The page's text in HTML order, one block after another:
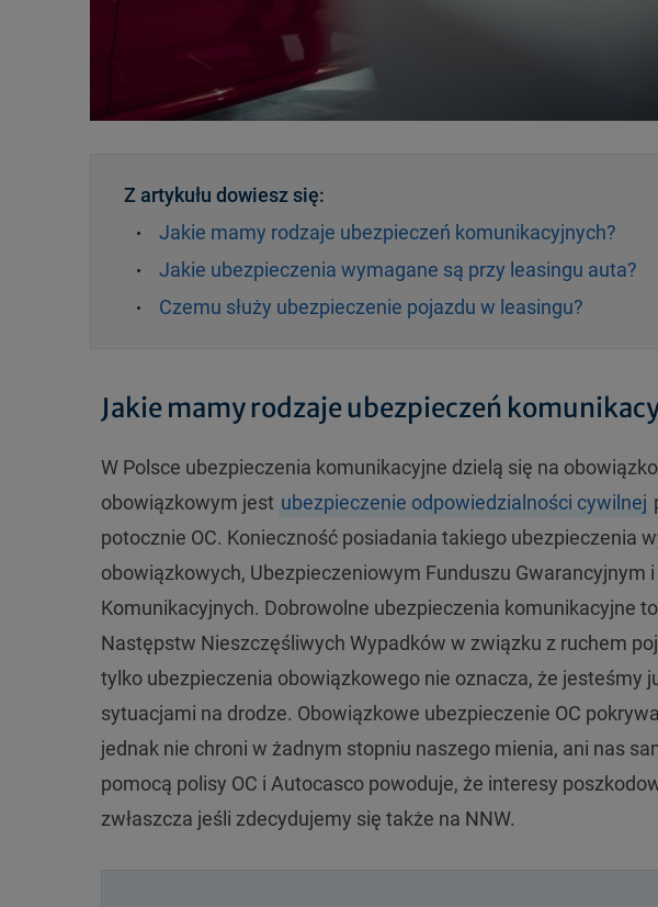
Z artykułu dowiesz się:
Jakie mamy rodzaje ubezpieczeń komunikacyjnych?
Jakie ubezpieczenia wymagane są przy leasingu auta?
Czemu służy ubezpieczenie pojazdu w leasingu?
Jakie mamy rodzaje ubezpieczeń
W Polsce ubezpieczenia komunikacyjne dzielą się na
obowiązkowym jest ubezpieczenie odpowiedzialności cywilnej
potocznie OC. Konieczność posiadania takiego ubezpieczenia
obowiązkowych, Ubezpieczeniowym Funduszu Gwarancyjnym
Komunikacyjnych. Dobrowolne ubezpieczenia komunikacyjne
Następstw Nieszczęśliwych Wypadków w związku z ruchem
tylko ubezpieczenia obowiązkowego nie oznacza, że jesteśmy
sytuacjami na drodze. Obowiązkowe ubezpieczenie OC
jednak nie chroni w żadnym stopniu naszego mienia, ani nas
pomocą polisy OC i Autocasco powoduje, że interesy
zwłaszcza jeśli zdecydujemy się także na NNW.